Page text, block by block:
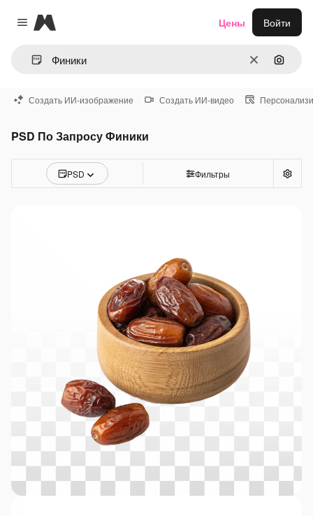
Close menu
Magnific
ОчиститьПоиск
Цены Войти
Создать ИИ-изображение Создать ИИ-видео
PSD По Запросу Финики
PSD Фильтры